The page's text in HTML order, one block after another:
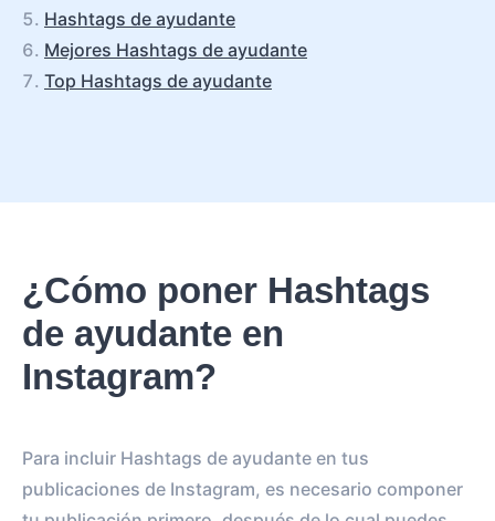
Hashtags de ayudante
Mejores Hashtags de ayudante
Top Hashtags de ayudante
¿Cómo poner Hashtags
de ayudante en
Instagram?
Para incluir Hashtags de ayudante en tus
publicaciones de Instagram, es necesario componer